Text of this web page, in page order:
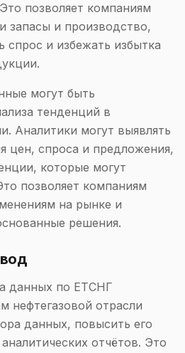
позволяет компаниям
запасы и производство,
спрос и избежать избытка
могут быть
тенденций в
Аналитики могут выявлять
цен, спроса и предложения,
которые могут
позволяет компаниям
на рынке и
решения.
данных по ЕТСНГ
нефтегазовой отрасли
данных, повысить его
отчётов. Это